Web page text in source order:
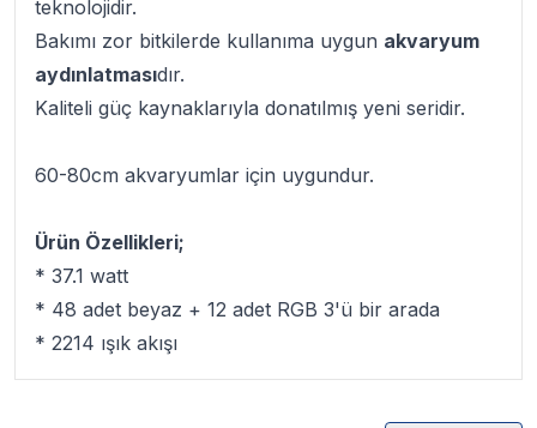
teknolojidir.
Bakımı zor bitkilerde kullanıma uygun akvaryum
aydınlatmasıdır.
Kaliteli güç kaynaklarıyla donatılmış yeni seridir.
60-80cm akvaryumlar için uygundur.
Ürün Özellikleri;
* 37.1 watt
* 48 adet beyaz + 12 adet RGB 3'ü bir arada
* 2214 ışık akışı